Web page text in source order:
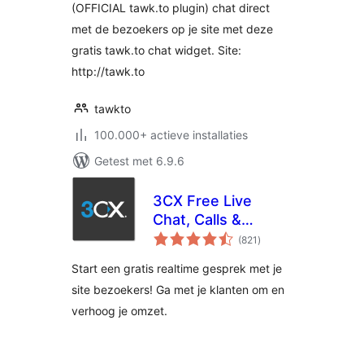
(OFFICIAL tawk.to plugin) chat direct
met de bezoekers op je site met deze
gratis tawk.to chat widget. Site:
http://tawk.to
tawkto
100.000+ actieve installaties
Getest met 6.9.6
3CX Free Live
Chat, Calls &
Messaging
(821 totaal
waarderingen
)
Start een gratis realtime gesprek met je
site bezoekers! Ga met je klanten om en
verhoog je omzet.